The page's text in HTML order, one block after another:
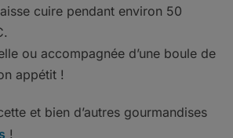
cuire pendant environ 50
ou accompagnée d’une boule de
appétit !
et bien d’autres gourmandises
!